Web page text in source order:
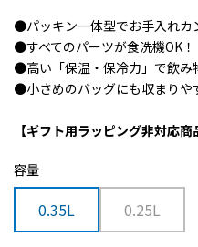
●パッキン一体型でお手入れカ
●すべてのパーツが食洗機OK！
●高い「保温・保冷力」で飲み
●小さめのバッグにも収まりや
【ギフト用ラッピング非対応商
容量
0.35L 0.25L